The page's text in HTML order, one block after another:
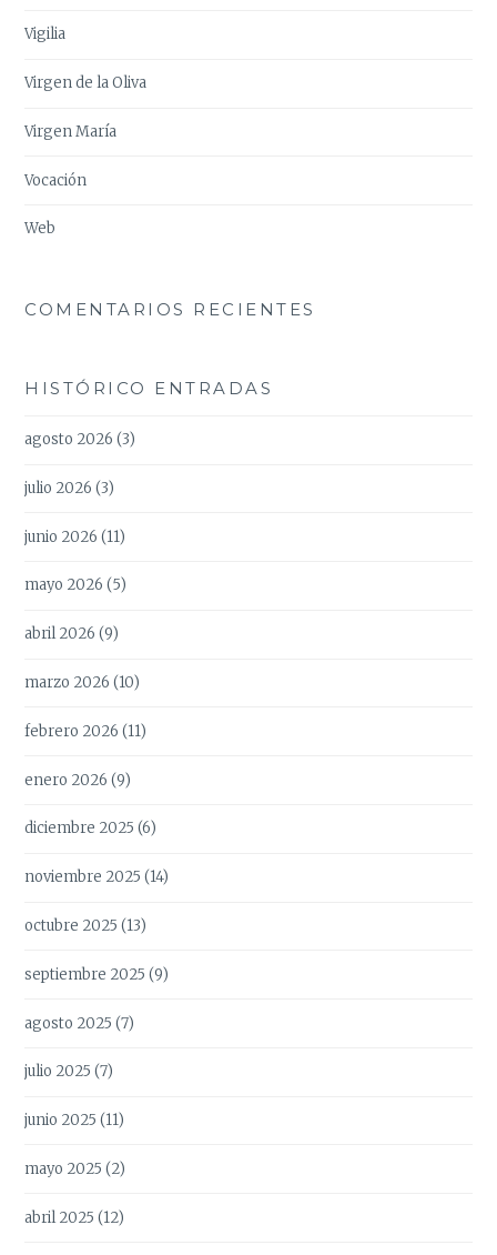
Vigilia
Virgen de la Oliva
Virgen María
Vocación
Web
COMENTARIOS RECIENTES
HISTÓRICO ENTRADAS
agosto 2026 (3)
julio 2026 (3)
junio 2026 (11)
mayo 2026 (5)
abril 2026 (9)
marzo 2026 (10)
febrero 2026 (11)
enero 2026 (9)
diciembre 2025 (6)
noviembre 2025 (14)
octubre 2025 (13)
septiembre 2025 (9)
agosto 2025 (7)
julio 2025 (7)
junio 2025 (11)
mayo 2025 (2)
abril 2025 (12)